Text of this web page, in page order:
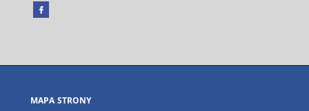
Facebook
się
karcie
MAPA STRONY